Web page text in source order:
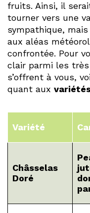
fruits. Ainsi, il
tourner vers une
sympathique,
aux aléas
confrontée. Pour
clair parmi les
s’offrent à vous,
quant aux
Variété
Châsselas
Doré